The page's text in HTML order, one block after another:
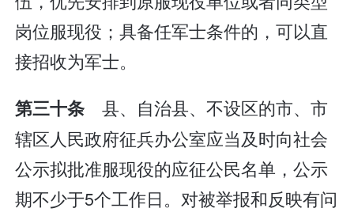
岗位服现役；具备任军士条件的，可以直
接招收为军士。
第三十条 县、自治县、不设区的市、市
辖区人民政府征兵办公室应当及时向社会
公示拟批准服现役的应征公民名单，公示
期不少于5个工作日。对被举报和反映有问